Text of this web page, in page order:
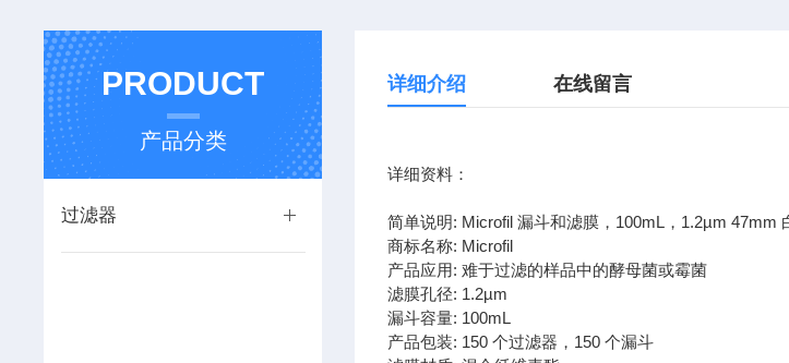
PRODUCT
产品分类
过滤器
详细介绍 在线留言
详细资料：
简单说明: Microfil 漏斗和滤膜，100mL，1.2µm 47mm
商标名称: Microfil
产品应用: 难于过滤的样品中的酵母菌或霉菌
滤膜孔径: 1.2µm
漏斗容量: 100mL
产品包装: 150 个过滤器，150 个漏斗